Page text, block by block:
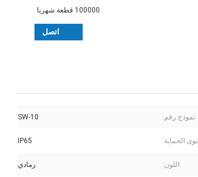
100000 قطعة شهريا
اتصل
نموذج رقم: SW-10
الحماية: IP65
اللون: رمادي